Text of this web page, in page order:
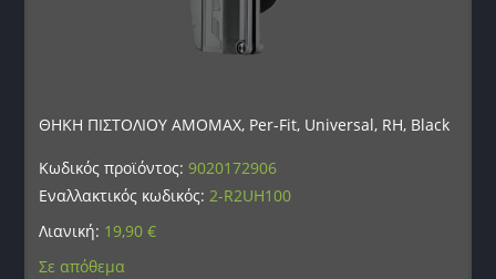
ΘΗΚΗ ΠΙΣΤΟΛΙΟΥ AMOMAX, Per-Fit, Universal, RH, Black
Κωδικός προϊόντος:9020172906
Εναλλακτικός κωδικός:2-R2UH100
Λιανική: 19,90€
Σε απόθεμα